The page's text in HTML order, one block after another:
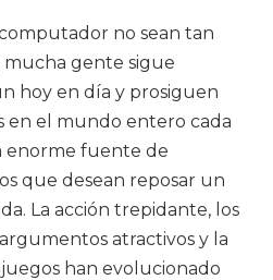
no sean tan
mucha gente sigue
hoy en día y prosiguen
en el mundo entero cada
enorme fuente de
que desean reposar un
La acción trepidante, los
atractivos y la
han evolucionado